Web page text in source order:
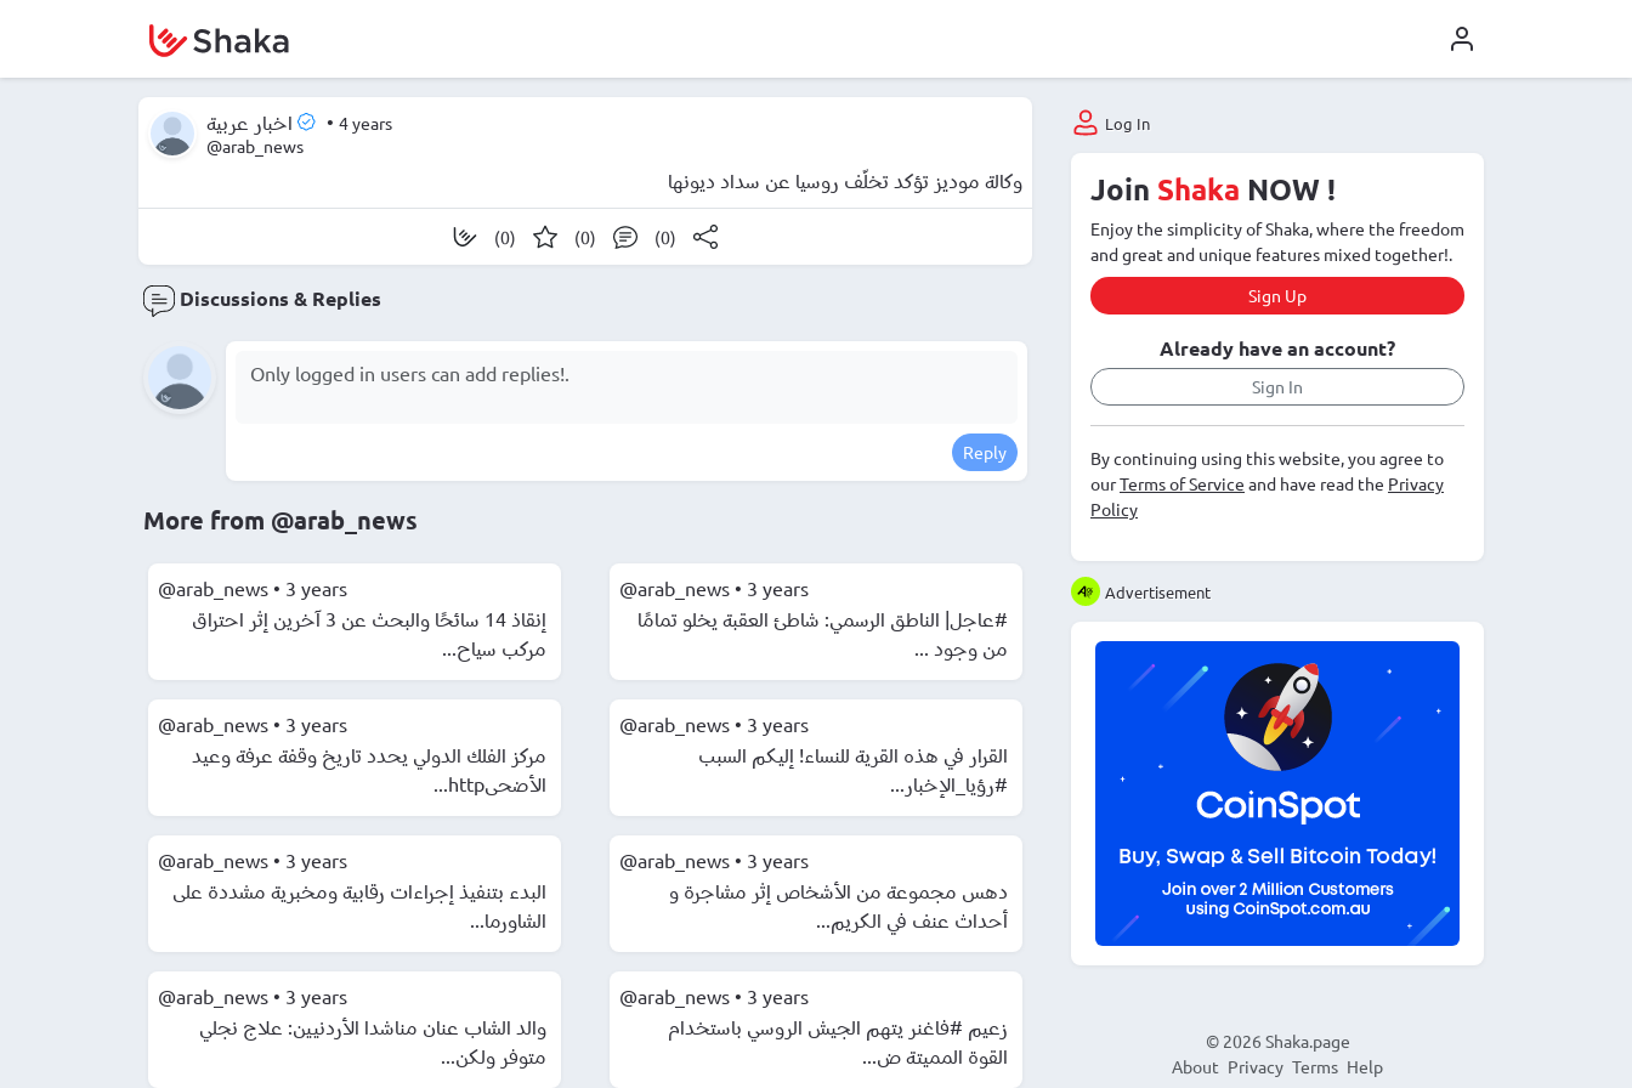
اخبار عربية • 4 years
@arab_news
وكالة موديز تؤكد تخلّف روسيا عن سداد ديونها
(0) (0) (0)
Discussions & Replies
Reply
More from @arab_news
@arab_news • 3 years
إنقاذ 14 سائحًا والبحث عن 3 آخرين إثر احتراق
مركب سياح...
@arab_news • 3 years
#عاجل| الناطق الرسمي: شاطئ العقبة يخلو تمامًا
من وجود ...
@arab_news • 3 years
مركز الفلك الدولي يحدد تاريخ وقفة عرفة وعيد
الأضحىhttp...
@arab_news • 3 years
القرار في هذه القرية للنساء! إليكم السبب
#رؤيا_الإخبار...
@arab_news • 3 years
البدء بتنفيذ إجراءات رقابية ومخبرية مشددة على
الشاورما...
@arab_news • 3 years
دهس مجموعة من الأشخاص إثر مشاجرة و
أحداث عنف في الكريم...
@arab_news • 3 years
والد الشاب عنان مناشدا الأردنيين: علاج نجلي
متوفر ولكن...
@arab_news • 3 years
زعيم #فاغنر يتهم الجيش الروسي باستخدام
القوة المميتة ض...
Log In
Join Shaka NOW !
Enjoy the simplicity of Shaka, where the freedom
and great and unique features mixed together!.
Sign Up
Already have an account?
Sign In
By continuing using this website, you agree to
ourTerms of Service and have read the Privacy
Policy
Advertisement
© 2026 Shaka.page
About Privacy Terms Help